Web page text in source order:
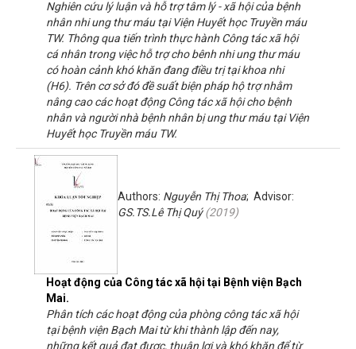
Nghiên cứu lý luận và hỗ trợ tâm lý - xã hội của bệnh
nhân nhi ung thư máu tại Viện Huyết học Truyền máu
TW. Thông qua tiến trình thực hành Công tác xã hội
cá nhân trong việc hỗ trợ cho bênh nhi ung thư máu
có hoàn cảnh khó khăn đang điều trị tại khoa nhi
(H6). Trên cơ sở đó đề suất biện pháp hộ trợ nhằm
nâng cao các hoạt động Công tác xã hội cho bệnh
nhân và người nhà bệnh nhân bị ung thư máu tại Viện
Huyết học Truyền máu TW.
Hoạt động của Công tác xã hội tại Bệnh viện Bạch
Mai.
Authors: Nguyễn Thị Thoa; Advisor:
GS.TS.Lê Thị Quý(2019)
Phân tích các hoạt động của phòng công tác xã hội
tại bệnh viện Bạch Mai từ khi thành lập đến nay,
những kết quả đạt được, thuận lợi và khó khăn để từ